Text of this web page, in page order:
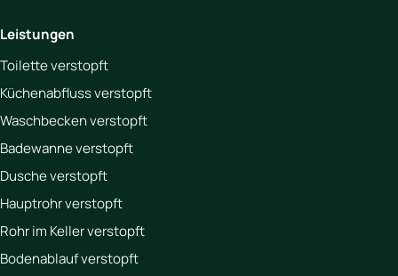
Leistungen
Toilette verstopft
Küchenabfluss verstopft
Waschbecken verstopft
Badewanne verstopft
Dusche verstopft
Hauptrohr verstopft
Rohr im Keller verstopft
Bodenablauf verstopft